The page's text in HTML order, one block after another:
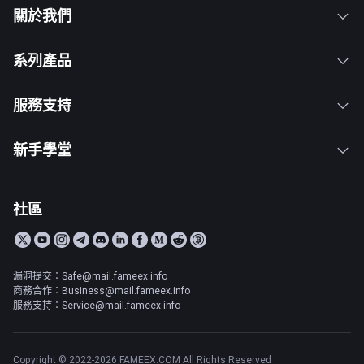
關於我們
系列產品
服務支持
新手學堂
社區
漏洞提交：Safe@mail.fameex.info
商務合作：Business@mail.fameex.info
服務支持：Service@mail.fameex.info
Copyright © 2022-2026 FAMEEX.COM All Rights Reserved